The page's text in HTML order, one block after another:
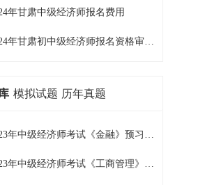
年甘肃中级经济师报名费用
2024年甘肃初中级经济师报名资格审核方式
模拟试题 历年真题
2023年中级经济师考试《金融》预习试卷（二）
2023年中级经济师考试《工商管理》预习试卷（一）